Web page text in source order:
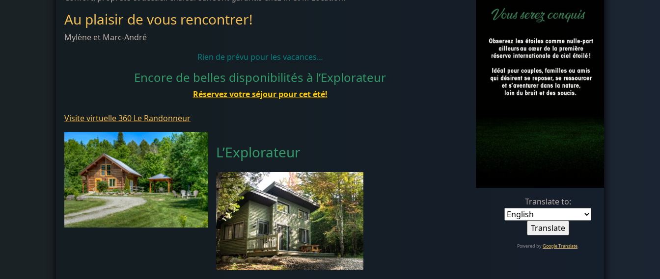
Au plaisir de vous rencontrer!
Mylène et Marc-André
Rien de prévu pour les vacances…
Encore de belles disponibilités à l’Explorateur
Réservez votre séjour pour cet été!
Visite virtuelle 360 Le Randonneur
L’Explorateur
Translate to:
Powered byGoogle Translate.